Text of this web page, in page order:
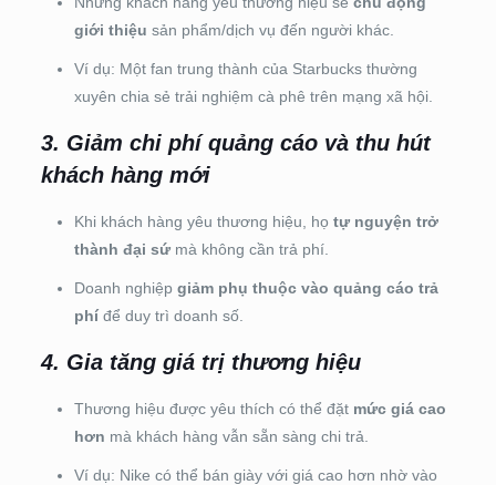
giới thiệu sản phẩm/dịch vụ đến người khác.
Ví dụ: Một fan trung thành của Starbucks thường
xuyên chia sẻ trải nghiệm cà phê trên mạng xã hội.
3. Giảm chi phí quảng cáo và thu hút
khách hàng mới
Khi khách hàng yêu thương hiệu, họ tự nguyện trở
thành đại sứmà không cần trả phí.
Doanh nghiệp giảm phụ thuộc vào quảng cáo trả
phíđể duy trì doanh số.
4. Gia tăng giá trị thương hiệu
Thương hiệu được yêu thích có thể đặt mức giá cao
hơn mà khách hàng vẫn sẵn sàng chi trả.
Ví dụ: Nike có thể bán giày với giá cao hơn nhờ vào